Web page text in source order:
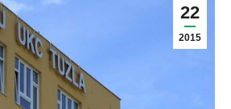
22
2015